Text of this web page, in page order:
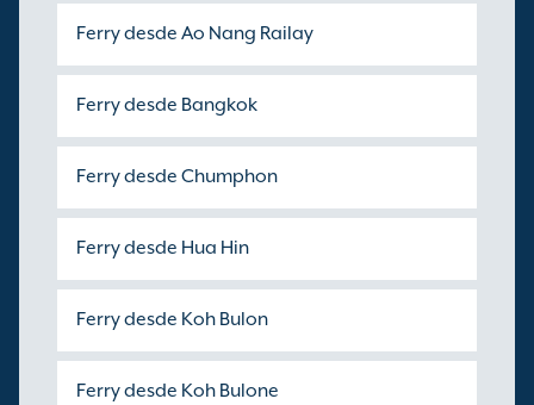
Ferry desde Ao Nang Railay
Ferry desde Bangkok
Ferry desde Chumphon
Ferry desde Hua Hin
Ferry desde Koh Bulon
Ferry desde Koh Bulone